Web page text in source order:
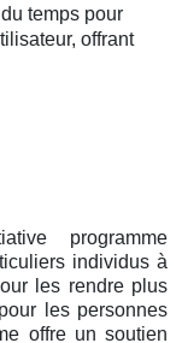
temps pour
offrant
programme
individus à
les rendre plus
les personnes
offre un soutien